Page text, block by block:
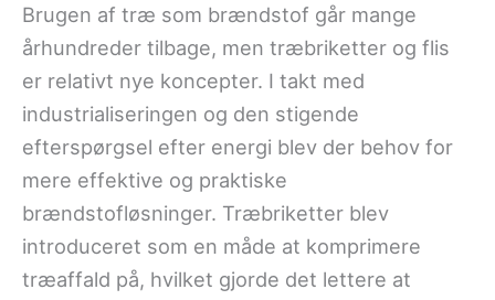
Brugen af træ som brændstof går mange
århundreder tilbage, men træbriketter og flis
er relativt nye koncepter. I takt med
industrialiseringen og den stigende
efterspørgsel efter energi blev der behov for
mere effektive og praktiske
brændstofløsninger. Træbriketter blev
introduceret som en måde at komprimere
træaffald på, hvilket gjorde det lettere at